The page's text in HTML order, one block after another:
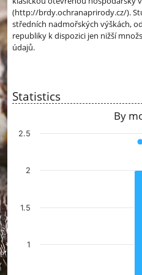
(http://brdy.ochranaprirody.cz/).
středních nadmořských výškách,
republiky k dispozici jen nižší
údajů.
Statistics
By
Chart
The chart has 1 Y axis displaying
1
1.5
2
2.5